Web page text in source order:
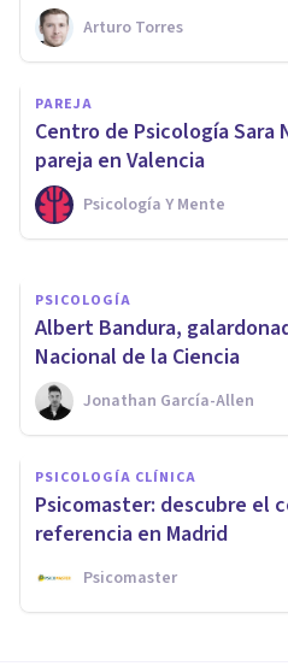
Arturo Torres
PAREJA
Centro de Psicología Sara
pareja en Valencia
Psicología Y Mente
​Los 7 mejores
terapia
Psicología Y Mente
PSICOLOGÍA
​Albert Bandura,
Nacional de la Ciencia
Jonathan García-Allen
PSICOLOGÍA CLÍNICA
Psicomaster: descubre el
referencia en Madrid
Psicomaster